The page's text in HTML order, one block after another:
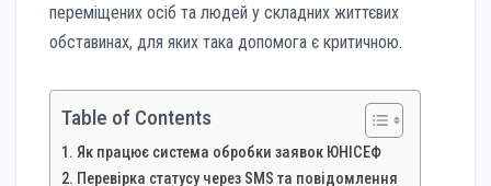
переміщених осіб та людей у складних життєвих
обставинах, для яких така допомога є критичною.
Table of Contents
Як працює система обробки заявок ЮНІСЕФ
Перевірка статусу через SMS та повідомлення